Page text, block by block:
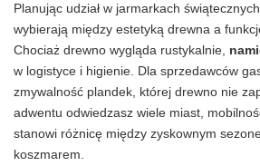
Planując udział w jarmarkach
wybierają między estetyką drewna a
Chociaż drewno wygląda rustykalnie,
w logistyce i higienie. Dla sprzedawców
zmywalność plandek, której drewno nie
adwentu odwiedzasz wiele miast,
stanowi różnicę między zyskownym
koszmarem.